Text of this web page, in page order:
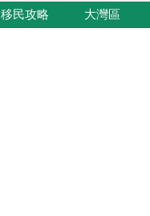
移民攻略 大灣區